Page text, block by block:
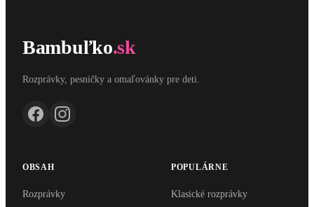
Bambuľko.sk
Rozprávky, pesničky a omaľovánky pre deti.
OBSAH
Rozprávky
POPULÁRNE
Klasické rozprávky